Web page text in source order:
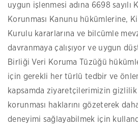
uygun işlenmesi adına 6698 sayılı
Korunması Kanunu hükümlerine,
Kurulu kararlarına ve bilcümle
davranmaya çalışıyor ve uygun
Birliği Veri Koruma Tüzüğü
için gerekli her türlü tedbir ve
kapsamda ziyaretçilerimizin
korunması haklarını gözeterek
deneyimi sağlayabilmek için